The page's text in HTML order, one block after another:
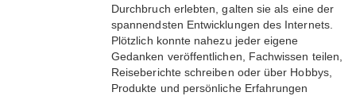
Durchbruch erlebten, galten sie als eine der
spannendsten Entwicklungen des Internets.
Plötzlich konnte nahezu jeder eigene
Gedanken veröffentlichen, Fachwissen teilen,
Reiseberichte schreiben oder über Hobbys,
Produkte und persönliche Erfahrungen